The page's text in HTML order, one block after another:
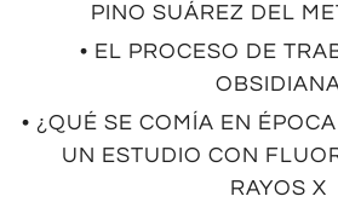
PINO SUÁREZ DEL
• EL PROCESO DE
• ¿QUÉ SE COMÍA EN
UN ESTUDIO CON
RAYOS X